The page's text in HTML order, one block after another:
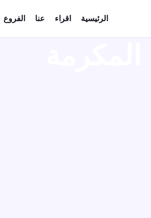
الرئيسية اقراء عنا الفروع